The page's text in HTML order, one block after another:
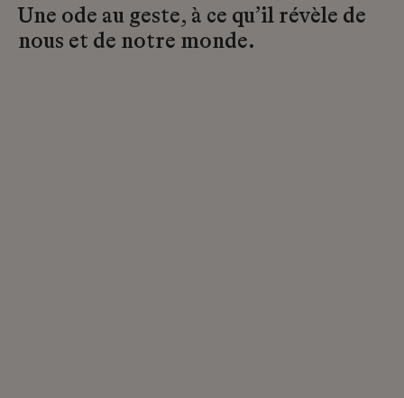
Une ode au geste, à ce qu’il révèle de
nous et de notre monde.